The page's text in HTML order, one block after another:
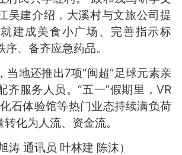
吴建介绍，大溪村与文旅公司提
建成美食小广场、完善指示标
、备齐应急药品。
地还推出7项“闽超”足球元素亲
齐服务人员。“五一”假期里，VR
石体验馆等热门业态持续满负荷
化为人流、资金流。
通讯员 叶林建 陈沫）